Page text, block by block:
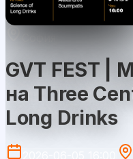
София
GVT FEST |
на Three
Long Drinks